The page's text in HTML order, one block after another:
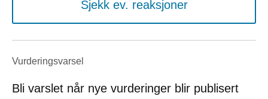
Sjekk ev. reaksjoner
Vurderings­varsel
Bli varslet når nye vurderinger blir publisert